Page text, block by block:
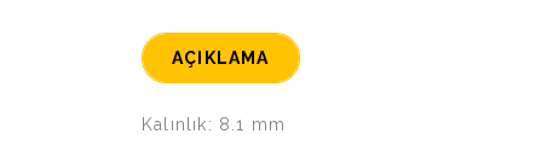
AÇIKLAMA
Kalınlık: 8.1 mm